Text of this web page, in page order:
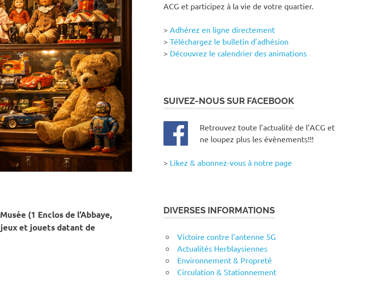
(1 Enclos de l’Abbaye,
et jouets datant de
ACG et participez à la vie de votre quartier.
> Adhérez en ligne directement
>Téléchargez le bulletin d’adhésion
> Découvrez le calendrier des animations
SUIVEZ-NOUS SUR FACEBOOK
Retrouvez toute l’actualité de l’ACG et
ne loupez plus les évènements!!!
> Likez & abonnez-vous à notre page
DIVERSES INFORMATIONS
Victoire contre l’antenne 5G
Actualités Herblaysiennes
Environnement & Propreté
Circulation & Stationnement